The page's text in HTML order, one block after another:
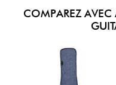
COMPAREZ AVEC